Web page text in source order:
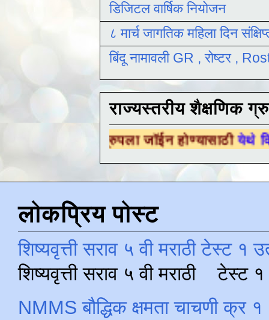
डिजिटल वार्षिक नियोजन
८ मार्च जागतिक महिला दिन
बिंदू नामावली GR , रोष्टर ,
राज्यस्तरीय शैक्षणिक
ग्रुपला जॉईन होण्यासाठीयेथे क्लिक करा .
लोकप्रिय पोस्ट
शिष्यवृत्ती सराव ५ वी मराठी टेस्ट १
शिष्यवृत्ती सराव ५ वी मराठी टेस्ट
NMMS बौद्धिक क्षमता चाचणी क्र